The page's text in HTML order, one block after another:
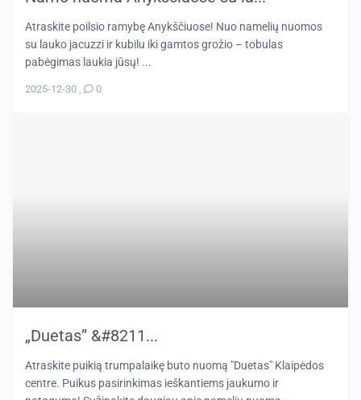
Atraskite poilsio ramybę Anykščiuose! Nuo namelių nuomos
su lauko jacuzzi ir kubilu iki gamtos grožio – tobulas
pabėgimas laukia jūsų! ...
2025-12-30 , 0
„Duetas” &#8211...
Atraskite puikią trumpalaikę buto nuomą "Duetas" Klaipėdos
centre. Puikus pasirinkimas ieškantiems jaukumo ir